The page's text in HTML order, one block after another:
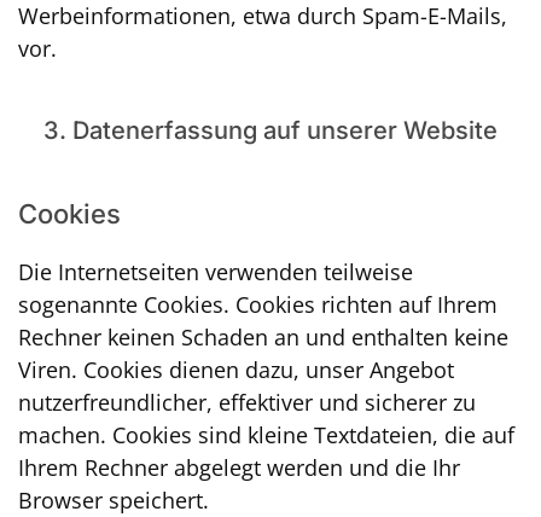
Werbeinformationen, etwa durch Spam-E-Mails,
vor.
3. Datenerfassung auf unserer Website
Cookies
Die Internetseiten verwenden teilweise
sogenannte Cookies. Cookies richten auf Ihrem
Rechner keinen Schaden an und enthalten keine
Viren. Cookies dienen dazu, unser Angebot
nutzerfreundlicher, effektiver und sicherer zu
machen. Cookies sind kleine Textdateien, die auf
Ihrem Rechner abgelegt werden und die Ihr
Browser speichert.